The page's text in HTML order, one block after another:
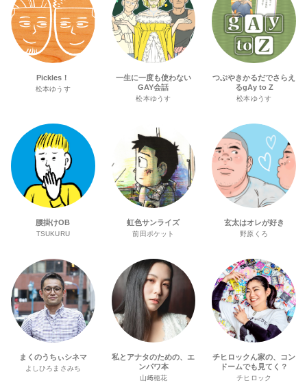
Pickles！
松本ゆうす
一生に一度も使わない
GAY会話
松本ゆうす
つぶやきかるだでさらえ
るgAy to Z
松本ゆうす
腰掛けOB
TSUKURU
虹色サンライズ
前田ポケット
玄太はオレが好き
野原くろ
まくのうちぃシネマ
よしひろまさみち
私とアナタのための、エ
ンパワ本
山﨑穂花
チヒロックん家の、コン
ドームでも見てく？
チヒロック